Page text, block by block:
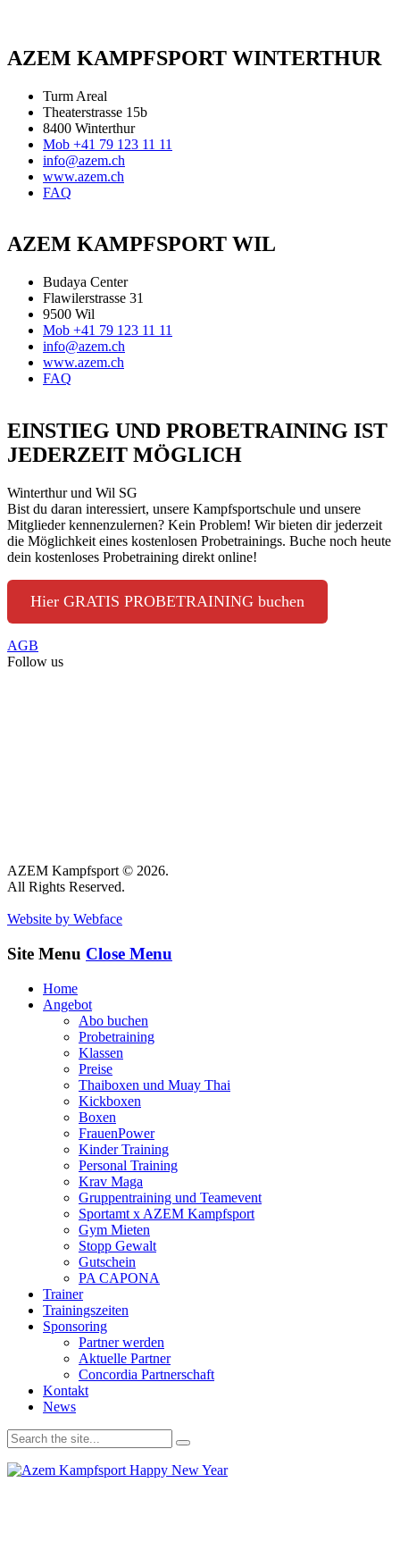
AZEM KAMPFSPORT WINTERTHUR
Turm Areal
Theaterstrasse 15b
8400 Winterthur
Mob +41 79 123 11 11
info@azem.ch
www.azem.ch
FAQ
AZEM KAMPFSPORT WIL
Budaya Center
Flawilerstrasse 31
9500 Wil
Mob +41 79 123 11 11
info@azem.ch
www.azem.ch
FAQ
EINSTIEG UND PROBETRAINING IST
JEDERZEIT MÖGLICH
Winterthur und Wil SG
Bist du daran interessiert, unsere Kampfsportschule und unsere
Mitglieder kennenzulernen? Kein Problem! Wir bieten dir jederzeit
die Möglichkeit eines kostenlosen Probetrainings. Buche noch heute
dein kostenloses Probetraining direkt online!
Hier GRATIS PROBETRAINING buchen
AGB
Follow us
AZEM Kampfsport © 2026.
All Rights Reserved.
Website by Webface
Site Menu Close Menu
Home
Angebot
Abo buchen
Probetraining
Klassen
Preise
Thaiboxen und Muay Thai
Kickboxen
Boxen
FrauenPower
Kinder Training
Personal Training
Krav Maga
Gruppentraining und Teamevent
Sportamt x AZEM Kampfsport
Gym Mieten
Stopp Gewalt
Gutschein
PA CAPONA
Trainer
Trainingszeiten
Sponsoring
Partner werden
Aktuelle Partner
Concordia Partnerschaft
Kontakt
News